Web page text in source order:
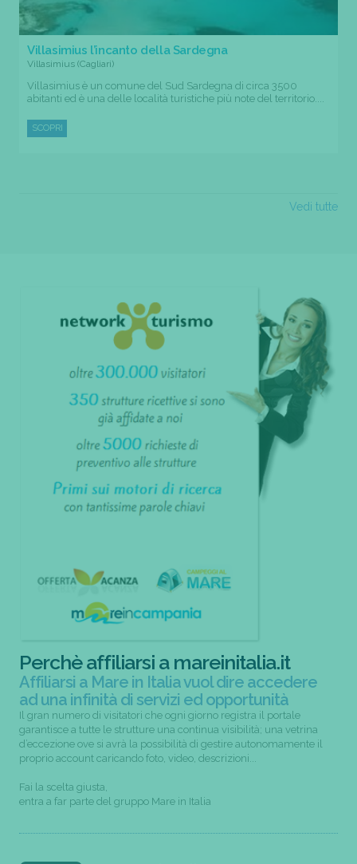
Villasimius l’incanto della Sardegna
Villasimius (Cagliari)
Villasimius è un comune del Sud Sardegna di circa 3500
abitanti ed è una delle località turistiche più note del territorio....
SCOPRI
Vedi tutte
Perchè affiliarsi a mareinitalia.it
Affiliarsi a Mare in Italia vuol dire accedere
ad una infinità di servizi ed opportunità
Il gran numero di visitatori che ogni giorno registra il portale
garantisce a tutte le strutture una continua visibilità; una vetrina
d’eccezione ove si avrà la possibilità di gestire autonomamente il
proprio account caricando foto, video, descrizioni...
Fai la scelta giusta,
entra a far parte del gruppo Mare in Italia